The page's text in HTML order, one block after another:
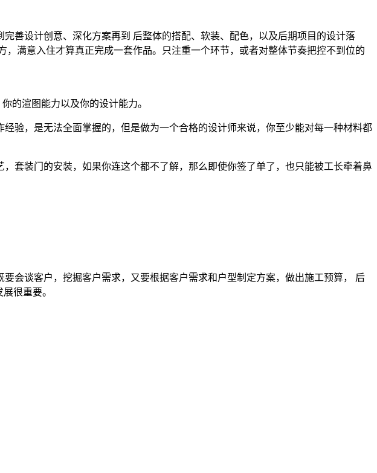
善设计创意、深化方案再到 后整体的搭配、软装、配色，以及后期项目的设计落
满意入住才算真正完成一套作品。只注重一个环节，或者对整体节奏把控不到位的
的渲图能力以及你的设计能力。
验，是无法全面掌握的，但是做为一个合格的设计师来说，你至少能对每一种材料都
套装门的安装，如果你连这个都不了解，那么即使你签了单了，也只能被工长牵着鼻
会谈客户，挖掘客户需求，又要根据客户需求和户型制定方案，做出施工预算， 后
很重要。